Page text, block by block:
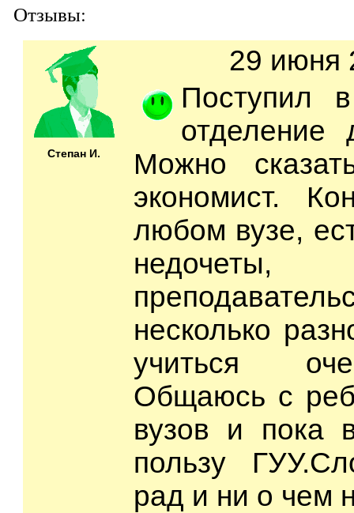
Отзывы:
Степан И.
29 июня
Поступил
отделение
Можно
экономист.
любом вузе,
несколько
учиться
Общаюсь с
вузов и пока
пользу
рад и ни о чем